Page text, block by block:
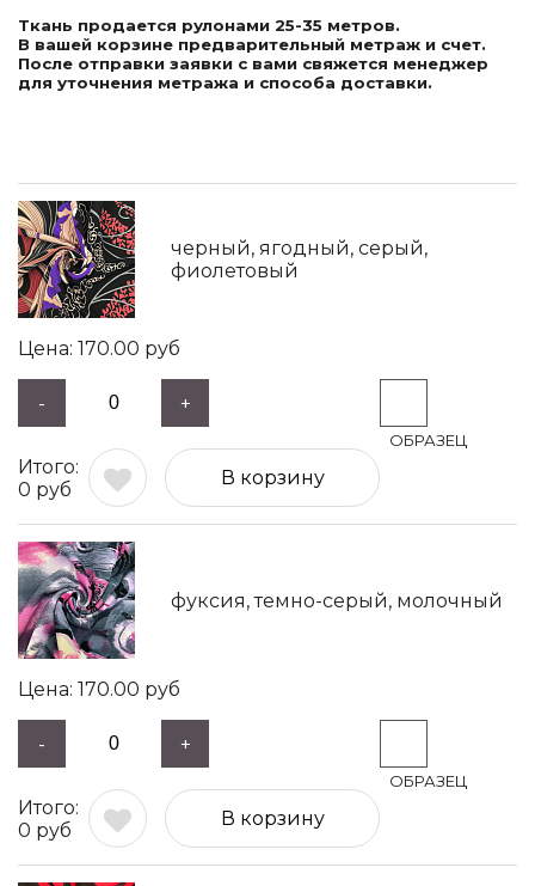
Ткань продается рулонами 25-35 метров.
В вашей корзине предварительный метраж и счет.
После отправки заявки с вами свяжется менеджер
для уточнения метража и способа доставки.
черный, ягодный, серый,
фиолетовый
170.00 руб
- +
0 руб
В корзину
фуксия, темно-серый, молочный
170.00 руб
- +
0 руб
В корзину